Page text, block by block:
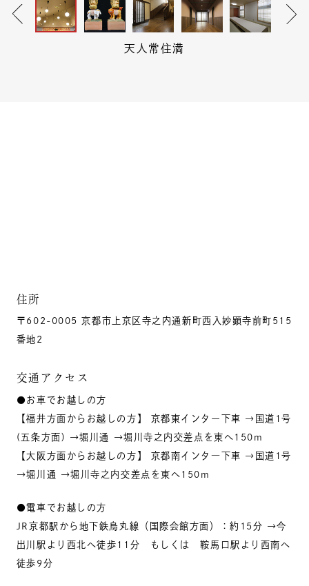
天人常住満
住所
〒602-0005 京都市上京区寺之内通新町西入妙顕寺前町515
番地2
交通アクセス
●お車でお越しの方
【福井方面からお越しの方】 京都東インター下車 →国道1号
(五条方面) →堀川通 →堀川寺之内交差点を東へ150m
【大阪方面からお越しの方】 京都南インタ―下車 →国道1号
→堀川通 →堀川寺之内交差点を東へ150m
●電車でお越しの方
JR京都駅から地下鉄烏丸線（国際会館方面）：約15分 →今
出川駅より西北へ徒歩11分 もしくは 鞍馬口駅より西南へ
徒歩9分